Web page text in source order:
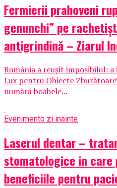
Fermierii prahoveni
genunchi” pe
antigrindină – Ziarul
România a reușit imposibilul:
Lux pentru Obiecte
numără boabele...
Evenimento zi inainte
Laserul dentar –
stomatologice in
beneficiile pentru